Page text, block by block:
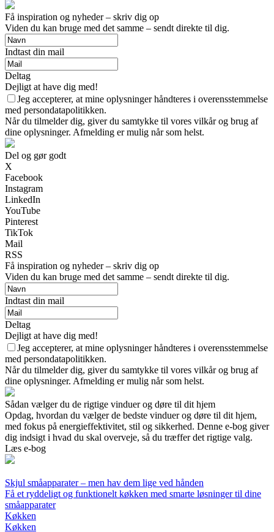
Få inspiration og nyheder – skriv dig op
Viden du kan bruge med det samme – sendt direkte til dig.
Indtast din mail
Deltag
Dejligt at have dig med!
Jeg accepterer, at mine oplysninger håndteres i overensstemmelse
med persondatapolitikken.
Når du tilmelder dig, giver du samtykke til vores vilkår og brug af
dine oplysninger. Afmelding er mulig når som helst.
Del og gør godt
X
Facebook
Instagram
LinkedIn
YouTube
Pinterest
TikTok
Mail
RSS
Få inspiration og nyheder – skriv dig op
Viden du kan bruge med det samme – sendt direkte til dig.
Indtast din mail
Deltag
Dejligt at have dig med!
Jeg accepterer, at mine oplysninger håndteres i overensstemmelse
med persondatapolitikken.
Når du tilmelder dig, giver du samtykke til vores vilkår og brug af
dine oplysninger. Afmelding er mulig når som helst.
Sådan vælger du de rigtige vinduer og døre til dit hjem
Opdag, hvordan du vælger de bedste vinduer og døre til dit hjem,
med fokus på energieffektivitet, stil og sikkerhed. Denne e-bog giver
dig indsigt i hvad du skal overveje, så du træffer det rigtige valg.
Læs e-bog
Skjul småapparater – men hav dem lige ved hånden
Få et ryddeligt og funktionelt køkken med smarte løsninger til dine
småapparater
Køkken
Køkken